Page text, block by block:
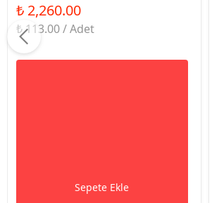
₺ 2,260.00
₺ 113.00 / Adet
Sepete Ekle